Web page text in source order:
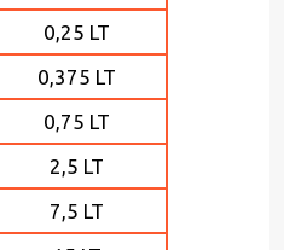
0,25 LT
0,375 LT
0,75 LT
2,5 LT
7,5 LT